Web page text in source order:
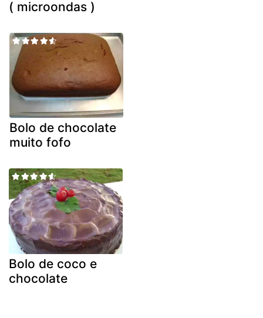
( microondas )
Bolo de chocolate
muito fofo
Bolo de coco e
chocolate